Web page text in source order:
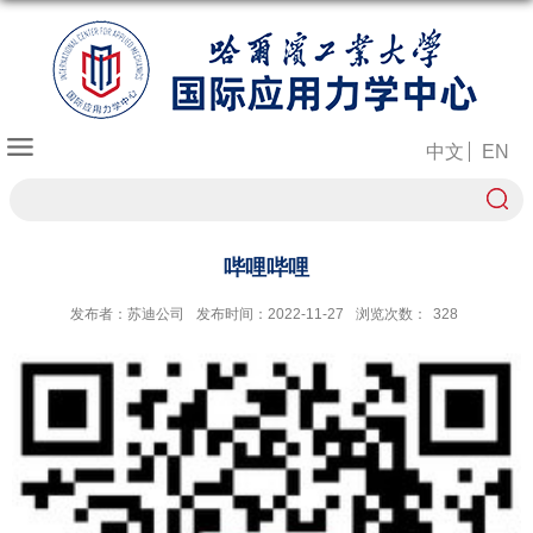
中文 EN
哔哩哔哩
发布者：苏迪公司 发布时间：2022-11-27 浏览次数： 328